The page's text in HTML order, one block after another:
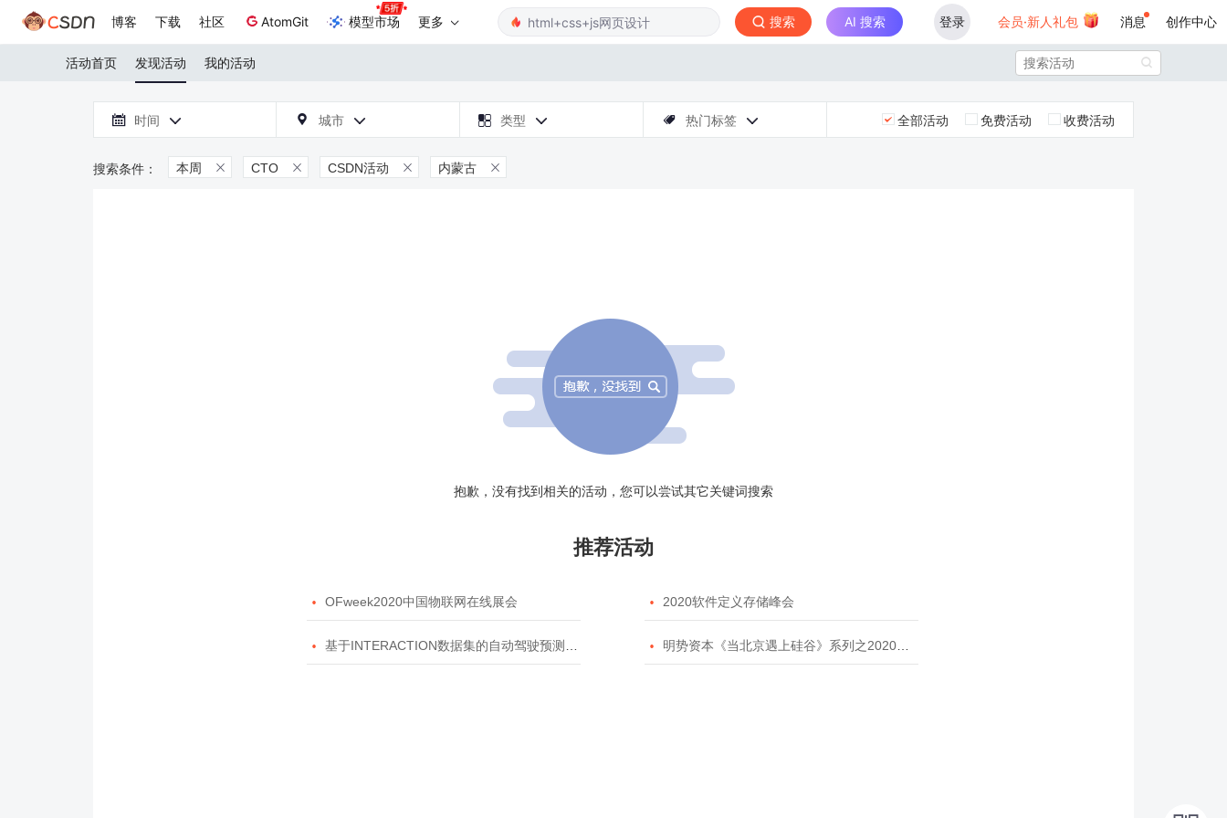
博客 下载 社区 AtomGit 模型市场 更多 搜索 AI 搜索 登录 会员·新人礼包 消息 创作中心
活动首页 发现活动 我的活动 
 时间   城市   类型   热门标签  全部活动 免费活动 收费活动
本周  CTO  CSDN活动  内蒙古 
抱歉，没有找到相关的活动，您可以尝试其它关键词搜索
推荐活动
 OFweek2020中国物联网在线展会  2020软件定义存储峰会
 基于INTERACTION数据集的自动驾驶预测模型挑战赛  明势资本《当北京遇上硅谷》系列之2020年度开源峰会